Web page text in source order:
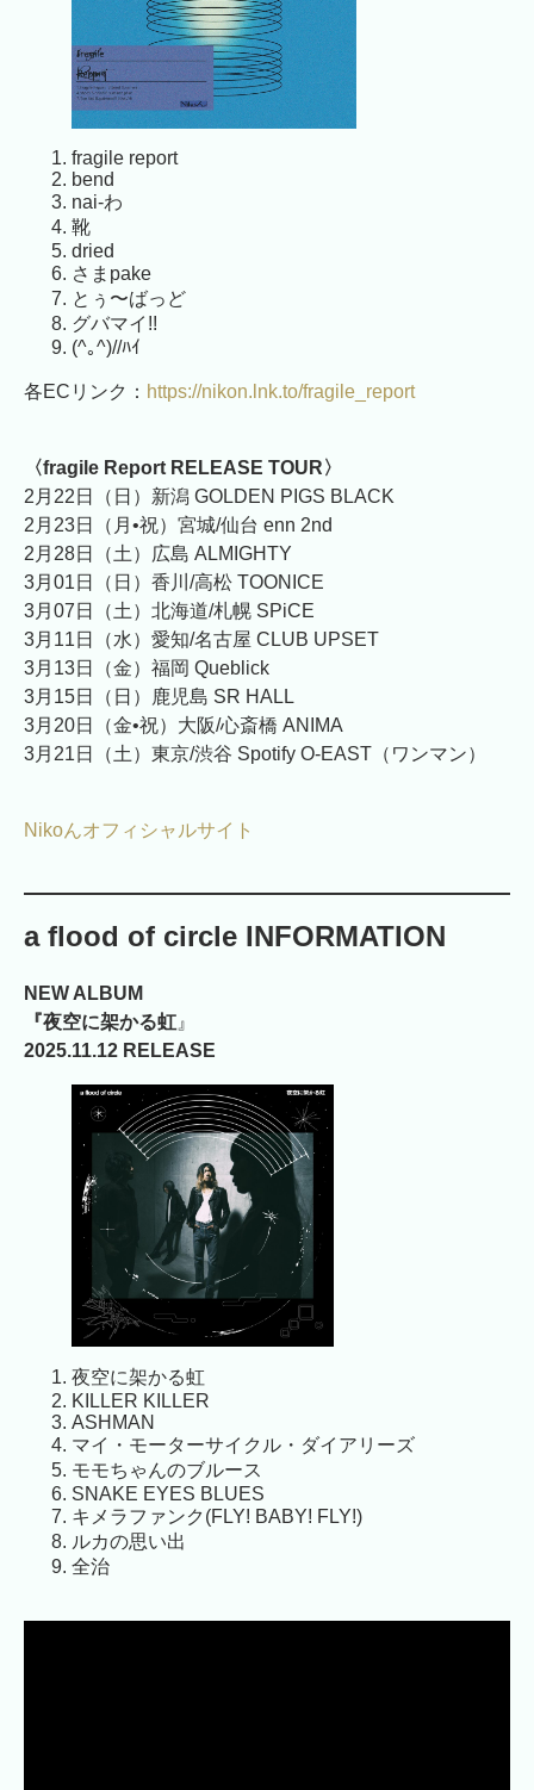
fragile report
bend
nai-わ
靴
dried
さまpake
とぅ〜ばっど
グバマイ!!
(^｡^)//ﾊｲ
各ECリンク： https://nikon.lnk.to/fragile_report
〈fragile Report RELEASE TOUR〉
2月22日（日）新潟 GOLDEN PIGS BLACK
2月23日（月•祝）宮城/仙台 enn 2nd
2月28日（土）広島 ALMIGHTY
3月01日（日）香川/高松 TOONICE
3月07日（土）北海道/札幌 SPiCE
3月11日（水）愛知/名古屋 CLUB UPSET
3月13日（金）福岡 Queblick
3月15日（日）鹿児島 SR HALL
3月20日（金•祝）大阪/心斎橋 ANIMA
3月21日（土）東京/渋谷 Spotify O-EAST（ワンマン）
Nikoんオフィシャルサイト
a flood of circle INFORMATION
NEW ALBUM
『夜空に架かる虹 』
2025.11.12 RELEASE
夜空に架かる虹
KILLER KILLER
ASHMAN
マイ・モーターサイクル・ダイアリーズ
モモちゃんのブルース
SNAKE EYES BLUES
キメラファンク(FLY! BABY! FLY!)
ルカの思い出
全治